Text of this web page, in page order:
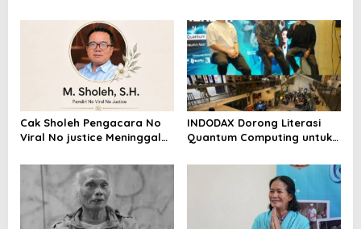
Riau Akan Tinjauan Lokasi
Cak Sholeh Pengacara No
Viral No justice Meninggal
INDODAX Dorong Literasi
Quantum Computing untuk
Blockchain